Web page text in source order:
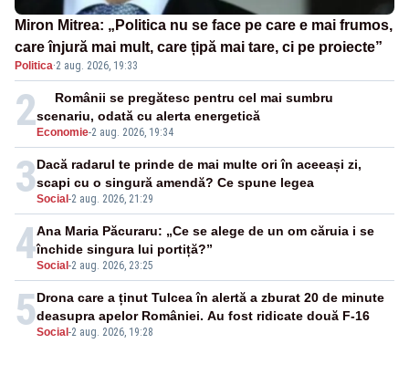
Miron Mitrea: „Politica nu se face pe care e mai frumos,
care înjură mai mult, care țipă mai tare, ci pe proiecte”
Politica·2 aug. 2026, 19:33
2 Economie-2 aug. 2026, 19:34
Românii se pregătesc pentru cel mai sumbru
scenariu, odată cu alerta energetică
3Social -2 aug. 2026, 21:29
Dacă radarul te prinde de mai multe ori în aceeași zi,
scapi cu o singură amendă? Ce spune legea
4Social -2 aug. 2026, 23:25
Ana Maria Păcuraru: „Ce se alege de un om căruia i se
închide singura lui portiță?”
5Social -2 aug. 2026, 19:28
Drona care a ținut Tulcea în alertă a zburat 20 de minute
deasupra apelor României. Au fost ridicate două F-16